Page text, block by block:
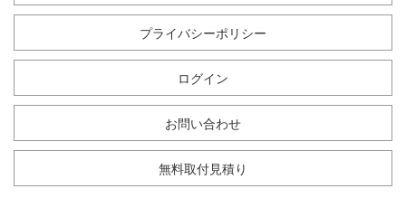
プライバシーポリシー
ログイン
お問い合わせ
無料取付見積り